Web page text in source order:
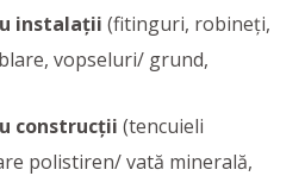
instalații (fitinguri, robineți,
vopseluri/ grund,
construcții (tencuieli
polistiren/ vată minerală,